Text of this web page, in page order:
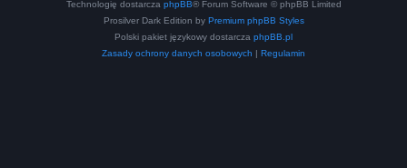
Technologię dostarcza phpBB® Forum Software © phpBB Limited
Prosilver Dark Edition by Premium phpBB Styles
Polski pakiet językowy dostarcza phpBB.pl
Zasady ochrony danych osobowych | Regulamin